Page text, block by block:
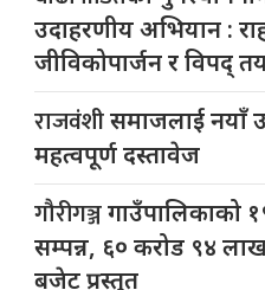
उदाहरणीय अभियान :
जीविकोपार्जन र विपद्
राजवंशीसमाजलाई नयाँ
महत्वपूर्ण दस्तावेज
गौरीगञ्जगाउँपालिकाको
सम्पन्न, ६० करोड ९४
बजेट प्रस्तुत